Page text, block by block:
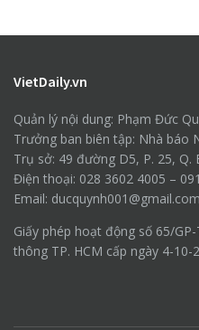
VietDaily.vn
Quản lý nội dung: Phạm Đức
Trưởng ban biên tập: Nhà báo
Trụ sở: 49 đường D5, P. 25, Q.
Điện thoại: 028 3602 4005 –
Email: ducquynh001@gmail.com
Giấy phép hoạt động số 65/
thông TP. HCM cấp ngày 4-10-